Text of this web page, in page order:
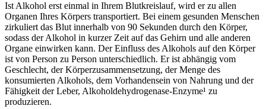
Ist Alkohol erst einmal in Ihrem Blutkreislauf, wird er zu allen
Organen Ihres Körpers transportiert. Bei einem gesunden Menschen
zirkuliert das Blut innerhalb von 90 Sekunden durch den Körper,
sodass der Alkohol in kurzer Zeit auf das Gehirn und alle anderen
Organe einwirken kann. Der Einfluss des Alkohols auf den Körper
ist von Person zu Person unterschiedlich. Er ist abhängig vom
Geschlecht, der Körperzusammensetzung, der Menge des
konsumierten Alkohols, dem Vorhandensein von Nahrung und der
Fähigkeit der Leber, Alkoholdehydrogenase-Enzyme¹ zu
produzieren.